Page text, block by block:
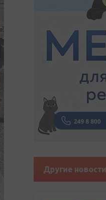
Другие новости